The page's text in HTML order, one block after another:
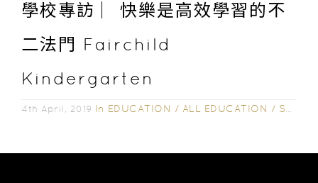
學校專訪 ︳快樂是高效學習的不
二法門 Fairchild
Kindergarten
4th April, 2019 In EDUCATION / ALL EDUCATION / SCHOOL INTERVIEW